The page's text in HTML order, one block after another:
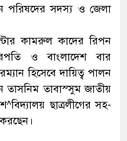
পরিষদের সদস্য ও জেলা
কামরুল কাদের রিপন
ও বাংলাদেশ বার
হিসেবে দায়িত্ব পালন
তাবাস্সুম জাতীয়
ছাত্রলীগের সহ-